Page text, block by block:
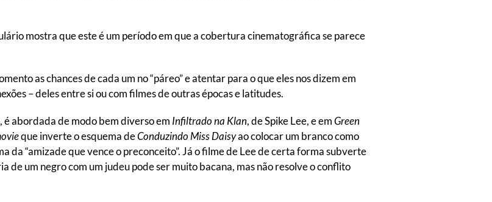
mostra que este é um período em que a cobertura cinematográfica se parece
as chances de cada um no “páreo” e atentar para o que eles nos dizem em
– deles entre si ou com filmes de outras épocas e latitudes.
abordada de modo bem diverso em Infiltrado na Klan, de Spike Lee, e emGreen
que inverte o esquema deConduzindo Miss Daisyao colocar um branco como
da “amizade que vence o preconceito”. Já o filme de Lee de certa forma subverte
de um negro com um judeu pode ser muito bacana, mas não resolve o conflito